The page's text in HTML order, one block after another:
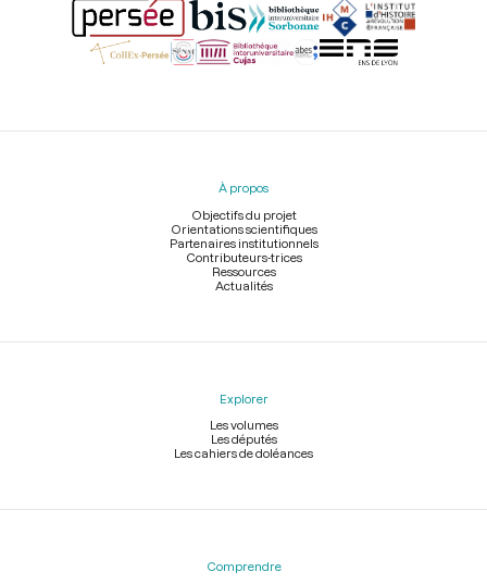
Menu
À propos
Objectifs du projet
Orientations scientifiques
Partenaires institutionnels
Contributeurs-trices
Ressources
Actualités
Explorer
Les volumes
Les députés
Les cahiers de doléances
Comprendre